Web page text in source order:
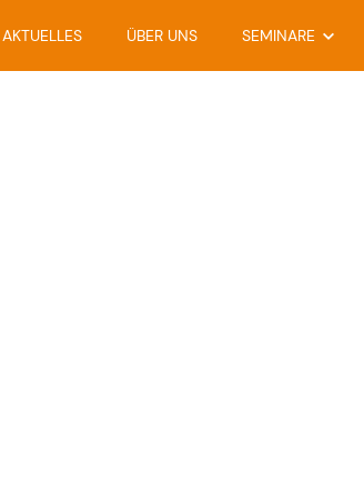
AKTUELLES ÜBER UNS SEMINARE